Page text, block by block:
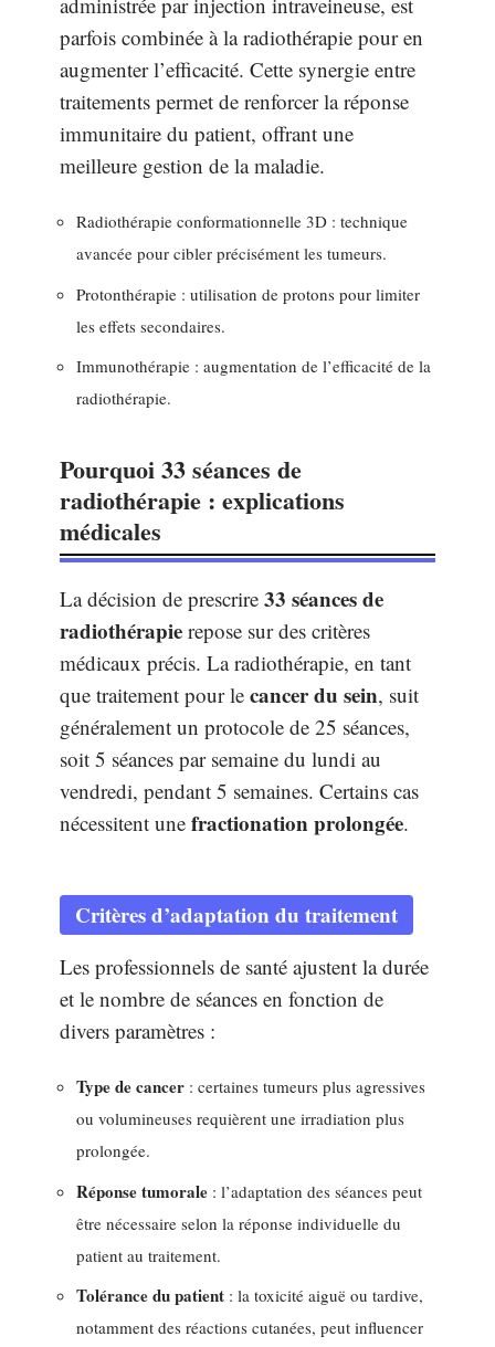
parfois combinée à la radiothérapie pour en
augmenter l’efficacité. Cette synergie entre
traitements permet de renforcer la réponse
immunitaire du patient, offrant une
meilleure gestion de la maladie.
Radiothérapie conformationnelle 3D : technique
avancée pour cibler précisément les tumeurs.
Protonthérapie : utilisation de protons pour limiter
les effets secondaires.
Immunothérapie : augmentation de l’efficacité de la
radiothérapie.
Pourquoi 33 séances de
radiothérapie : explications
médicales
La décision de prescrire 33 séances de
radiothérapie repose sur des critères
médicaux précis. La radiothérapie, en tant
que traitement pour le cancer du sein, suit
généralement un protocole de 25 séances,
soit 5 séances par semaine du lundi au
vendredi, pendant 5 semaines. Certains cas
nécessitent une fractionation prolongée.
Critères d’adaptation du traitement
Les professionnels de santé ajustent la durée
et le nombre de séances en fonction de
divers paramètres :
Type de cancer : certaines tumeurs plus agressives
ou volumineuses requièrent une irradiation plus
prolongée.
Réponse tumorale : l’adaptation des séances peut
être nécessaire selon la réponse individuelle du
patient au traitement.
Tolérance du patient : la toxicité aiguë ou tardive,
notamment des réactions cutanées, peut influencer